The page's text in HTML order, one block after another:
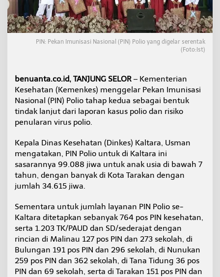
n
a
s
i
W
y
a
h
T
a
a
n
PIN: Pekan Imunisasi Nasional (PIN) Polio yang digelar serentak
(Foto:Ist)
benuanta.co.id, TANJUNG SELOR – Kementerian
Kesehatan (Kemenkes) menggelar Pekan Imunisasi
Nasional (PIN) Polio tahap kedua sebagai bentuk
tindak lanjut dari laporan kasus polio dan risiko
penularan virus polio.
Kepala Dinas Kesehatan (Dinkes) Kaltara, Usman
mengatakan, PIN Polio untuk di Kaltara ini
sasarannya 99.088 jiwa untuk anak usia di bawah 7
tahun, dengan banyak di Kota Tarakan dengan
jumlah 34.615 jiwa.
Sementara untuk jumlah layanan PIN Polio se-
Kaltara ditetapkan sebanyak 764 pos PIN kesehatan,
serta 1.203 TK/PAUD dan SD/sederajat dengan
rincian di Malinau 127 pos PIN dan 273 sekolah, di
Bulungan 191 pos PIN dan 296 sekolah, di Nunukan
259 pos PIN dan 362 sekolah, di Tana Tidung 36 pos
PIN dan 69 sekolah, serta di Tarakan 151 pos PIN dan